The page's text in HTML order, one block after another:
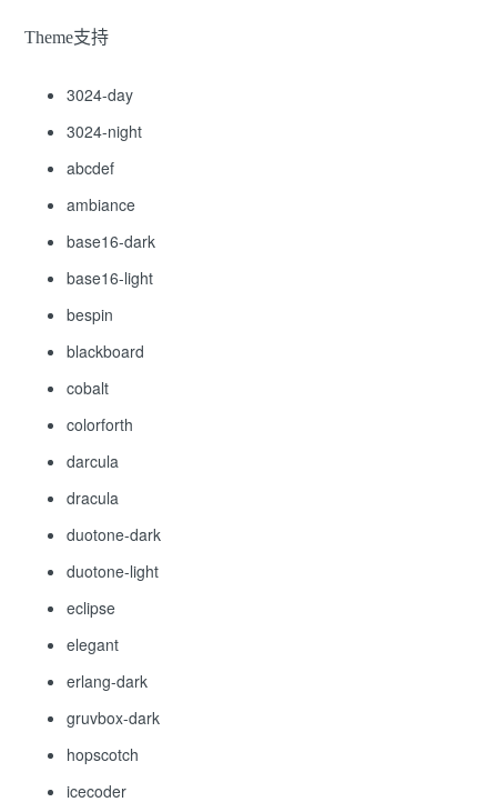
Theme支持
3024-day
3024-night
abcdef
ambiance
base16-dark
base16-light
bespin
blackboard
cobalt
colorforth
darcula
dracula
duotone-dark
duotone-light
eclipse
elegant
erlang-dark
gruvbox-dark
hopscotch
icecoder